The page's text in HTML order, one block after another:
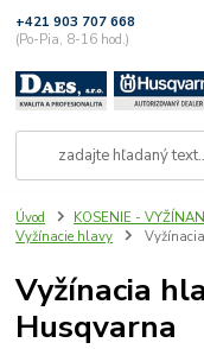
+421 903 707 668
(Po-Pia, 8-16 hod.)
Úvod KOSENIE -
Vyžínacie hlavy
Vyžínacia
Husqvarna